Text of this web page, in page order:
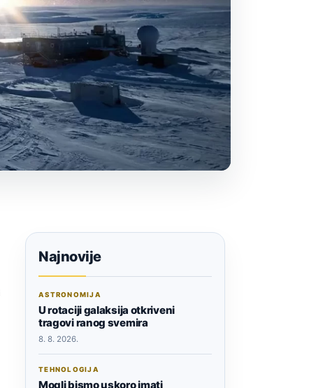
Najnovije
ASTRONOMIJA
U rotaciji galaksija otkriveni
tragovi ranog svemira
8. 8. 2026.
TEHNOLOGIJA
Mogli bismo uskoro imati